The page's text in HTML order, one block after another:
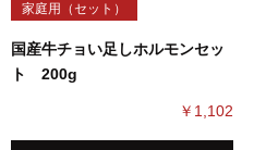
家庭用（セット）
国産牛チョい足しホルモンセッ
ト 200g
￥1,102